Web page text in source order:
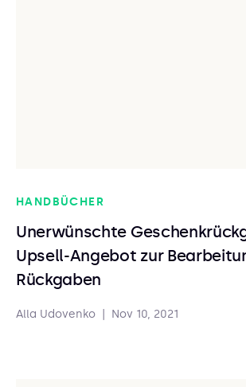
HANDBÜCHER
Unerwünschte
Upsell-Angebot zur
Rückgaben
Alla Udovenko Nov 10, 2021